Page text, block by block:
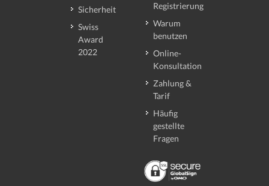
Sicherheit
Swiss
Award
2022
Registrierung
Warum
benutzen
Online-
Konsultation
Zahlung &
Tarif
Häufig
gestellte
Fragen